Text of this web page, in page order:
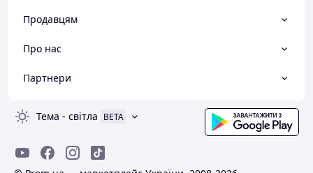
Продавцям
Про нас
Партнери
Тема - світла BETA